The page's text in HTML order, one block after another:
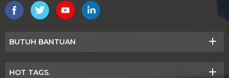
BUTUH BANTUAN
HOT TAGS.